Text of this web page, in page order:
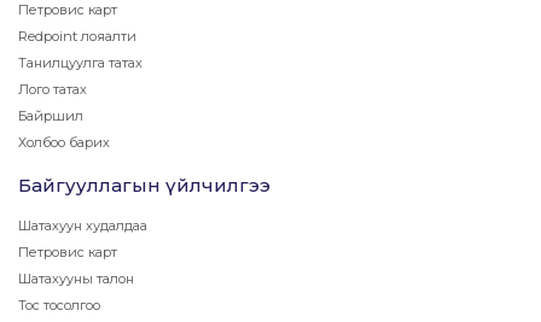
Петровис карт
Redpoint лояалти
Танилцуулга татах
Лого татах
Байршил
Холбоо барих
Байгууллагын үйлчилгээ
Шатахуун худалдаа
Петровис карт
Шатахууны талон
Тос тосолгоо